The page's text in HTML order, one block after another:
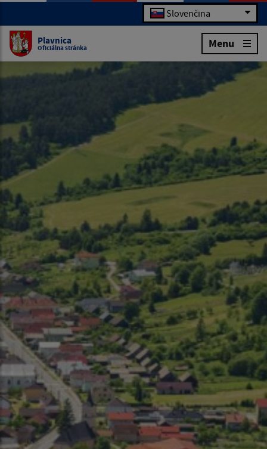
Slovenčina
Plavnica
Oficiálna stránka Menu